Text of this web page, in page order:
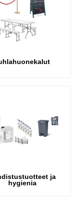
ja
hygienia